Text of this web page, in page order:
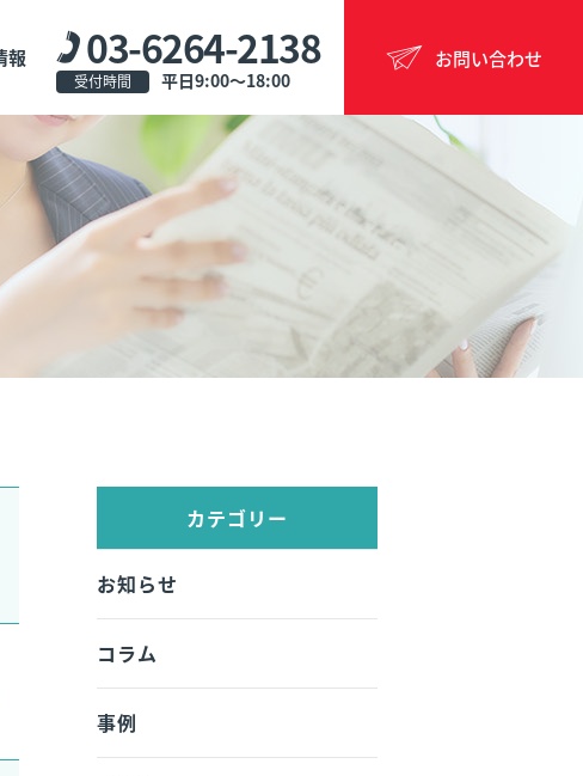
報 03-6264-2138
受付時間 平日9:00〜18:00
お問い合わせ
カテゴリー
お知らせ
コラム
事例